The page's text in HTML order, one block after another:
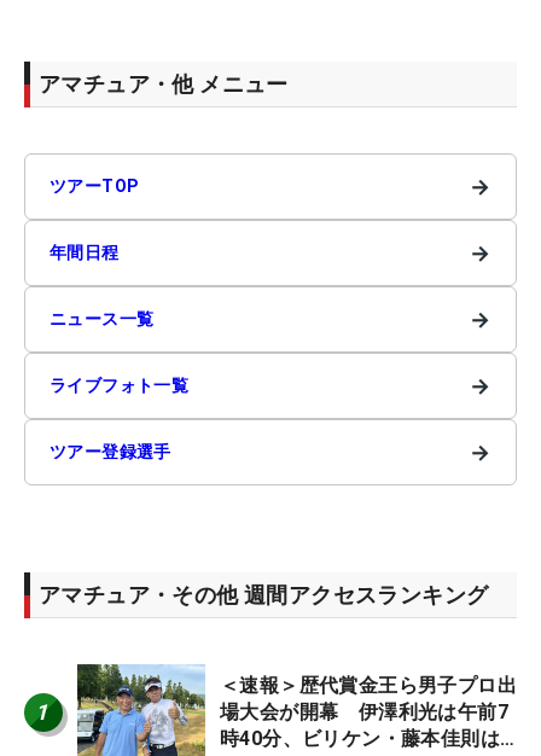
アマチュア・他 メニュー
ツアーTOP →
年間日程 →
ニュース一覧 →
ライブフォト一覧 →
ツアー登録選手 →
アマチュア・その他 週間アクセスランキング
1
＜速報＞歴代賞金王ら男子プロ出
場大会が開幕 伊澤利光は午前7
時40分、ビリケン・藤本佳則は